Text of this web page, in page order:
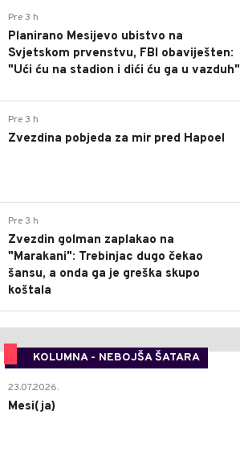
Pre 3 h
Planirano Mesijevo ubistvo na
Svjetskom prvenstvu, FBI obaviješten:
"Ući ću na stadion i dići ću ga u vazduh"
Pre 3 h
Zvezdina pobjeda za mir pred Hapoel
Pre 3 h
Zvezdin golman zaplakao na
"Marakani": Trebinjac dugo čekao
šansu, a onda ga je greška skupo
koštala
KOLUMNA - NEBOJŠA ŠATARA
23.07.2026.
Mesi(ja)